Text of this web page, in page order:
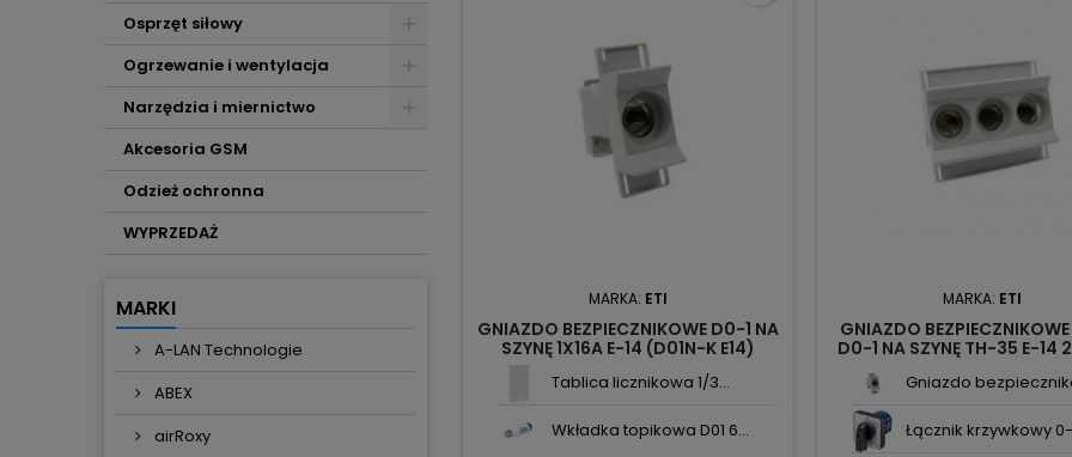
Osprzęt siłowy
Ogrzewanie i wentylacja
Narzędzia i miernictwo
Akcesoria GSM
Odzież ochronna
WYPRZEDAŻ
MARKI
A-LAN Technologie
ABEX
airRoxy
MARKA: ETI
GNIAZDO BEZPIECZNIKOWE D0-1 NA
SZYNĘ 1X16A E-14 (D01N-K E14)
Tablica licznikowa 1/3...
Wkładka topikowa D01 6...
MARKA: ETI
GNIAZDO
D0-1 NA SZYNĘ TH-35 E-14
Gniazdo
Łącznik krzywkowy 0-